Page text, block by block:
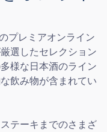
プレミアオンライン
選したセレクション
様な日本酒のライン
飲み物が含まれてい
テーキまでのさまざ